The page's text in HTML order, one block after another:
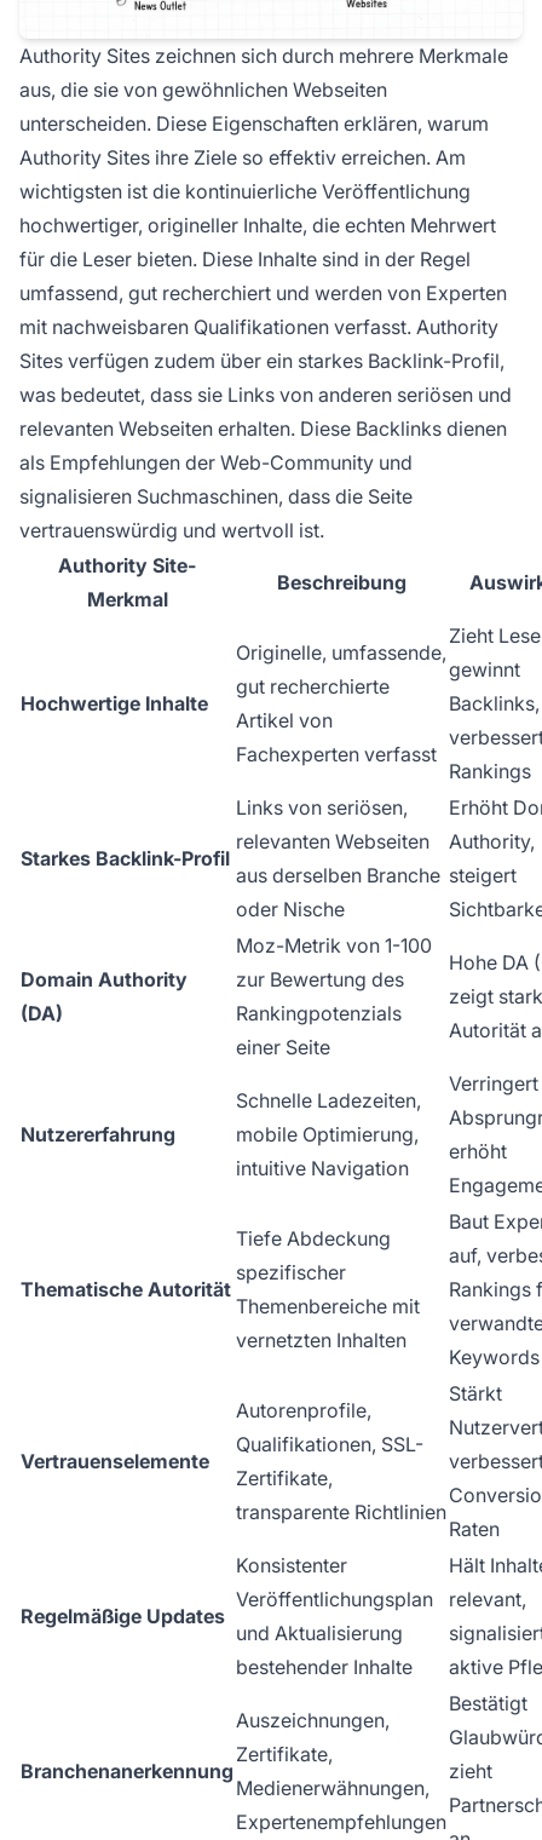
Authority Sites zeichnen sich durch mehrere Merkmale
aus, die sie von gewöhnlichen Webseiten
unterscheiden. Diese Eigenschaften erklären, warum
Authority Sites ihre Ziele so effektiv erreichen. Am
wichtigsten ist die kontinuierliche Veröffentlichung
hochwertiger, origineller Inhalte, die echten Mehrwert
für die Leser bieten. Diese Inhalte sind in der Regel
umfassend, gut recherchiert und werden von Experten
mit nachweisbaren Qualifikationen verfasst. Authority
Sites verfügen zudem über ein starkes Backlink-Profil,
was bedeutet, dass sie Links von anderen seriösen und
relevanten Webseiten erhalten. Diese Backlinks dienen
als Empfehlungen der Web-Community und
signalisieren Suchmaschinen, dass die Seite
vertrauenswürdig und wertvoll ist.
Authority Site-
Merkmal
Beschreibung
Hochwertige Inhalte
Originelle, umfassende,
gut recherchierte
Artikel von
Fachexperten verfasst
Zieht
gewinnt
Backlinks,
Rankings
Starkes Backlink-Profil
Links von seriösen,
relevanten Webseiten
aus derselben Branche
oder Nische
Erhöht
Authority,
steigert
Domain Authority
(DA)
Moz-Metrik von 1-100
zur Bewertung des
Rankingpotenzials
einer Seite
Hohe DA
zeigt
Autorität
Nutzererfahrung
Schnelle Ladezeiten,
mobile Optimierung,
intuitive Navigation
Verringert
erhöht
Thematische Autorität
Tiefe Abdeckung
spezifischer
Themenbereiche mit
vernetzten Inhalten
Baut
auf,
Rankings
Keywords
Vertrauenselemente
Autorenprofile,
Qualifikationen, SSL-
Zertifikate,
transparente Richtlinien
Stärkt
Raten
Regelmäßige Updates
Konsistenter
Veröffentlichungsplan
und Aktualisierung
bestehender Inhalte
Hält
relevant,
aktive
Branchenanerkennung
Auszeichnungen,
Zertifikate,
Medienerwähnungen,
Expertenempfehlungen
Bestätigt
zieht